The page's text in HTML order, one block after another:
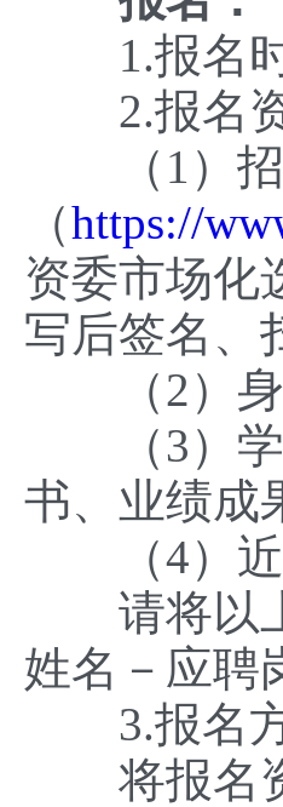
1.报名时
2.报名资
（1）招
（https://
资委市场化
写后签名、
（2）身
（3）学
书、业绩成
（4）近
请将以上
姓名－应聘
3.报名方
将报名资